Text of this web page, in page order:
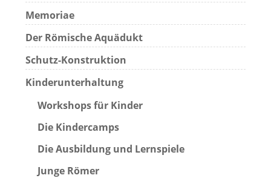
Memoriae
Der Römische Aquädukt
Schutz-Konstruktion
Kinderunterhaltung
Workshops für Kinder
Die Kindercamps
Die Ausbildung und Lernspiele
Junge Römer